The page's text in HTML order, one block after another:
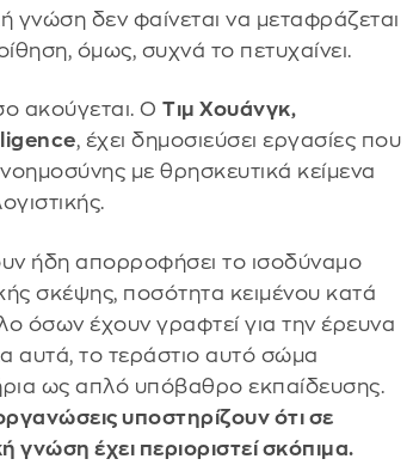
γνώση δεν φαίνεται να μεταφράζεται
όμως, συχνά το πετυχαίνει.
ακούγεται. ΟΤιμ Χουάνγκ,
, έχει δημοσιεύσει εργασίες που
με θρησκευτικά κείμενα
ήδη απορροφήσει το ισοδύναμο
σκέψης, ποσότητα κειμένου κατά
όσων έχουν γραφτεί για την έρευνα
αυτά, το τεράστιο αυτό σώμα
ως απλό υπόβαθρο εκπαίδευσης.
υποστηρίζουν ότι σε
έχει περιοριστεί σκόπιμα.